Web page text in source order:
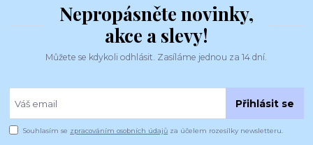
Nepropásněte novinky,
akce a slevy!
Můžete se kdykoli odhlásit. Zasíláme jednou za 14 dní.
Přihlásit se
Souhlasím se zpracováním osobních údajů za účelem rozesílky newsletteru.